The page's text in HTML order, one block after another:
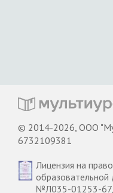
© 2014-2026, ООО
6732109381
Лицензия на
образовательной
№Л035-01253-